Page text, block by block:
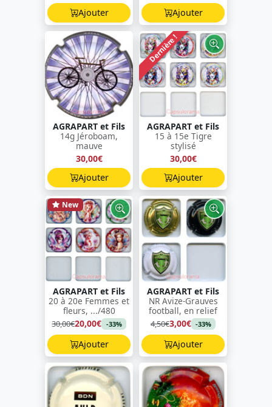
Ajouter
Ajouter
AGRAPART et Fils
14g Jéroboam,
mauve
30,00€
Ajouter
Dernière !
AGRAPART et Fils
15 à 15e Tigre
stylisé
30,00€
Ajouter
New
AGRAPART et Fils
20 à 20e Femmes et
fleurs, .../480
30,00€20,00€ -33%
Ajouter
AGRAPART et Fils
NR Avize-Grauves
football, en relief
4,50€3,00€ -33%
Ajouter